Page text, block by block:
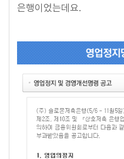
은행이었는데요.